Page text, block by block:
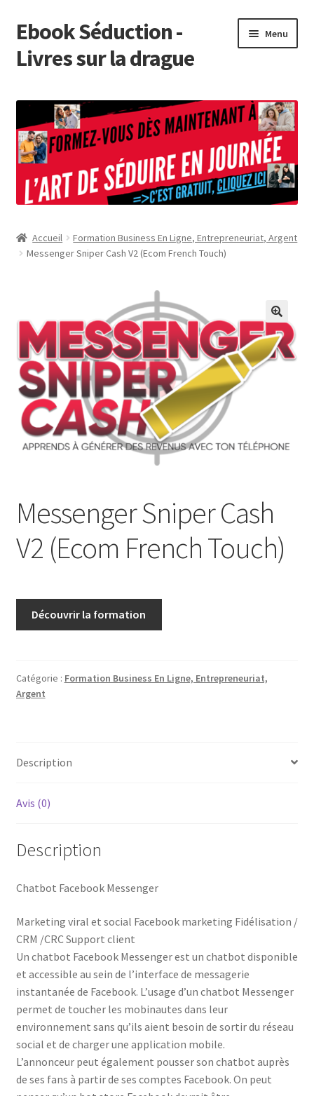
Aller
à
la
Aller
au
contenu
Ebook Séduction -
Livres sur la drague
Menu
Tuto
Boutique
Affiliation
Forum Séduction
Accueil
Formation Business En Ligne, Entrepreneuriat, Argent
Messenger Sniper Cash V2 (Ecom French Touch)
Messenger Sniper Cash
V2 (Ecom French Touch)
Découvrir la formation
Catégorie : Formation Business En Ligne, Entrepreneuriat,
Argent
Description
Avis (0)
Description
Chatbot Facebook Messenger
Marketing viral et social Facebook marketing Fidélisation /
CRM /CRC Support client
Un chatbot Facebook Messenger est un chatbot disponible
et accessible au sein de l’interface de messagerie
instantanée de Facebook. L’usage d’un chatbot Messenger
permet de toucher les mobinautes dans leur
environnement sans qu’ils aient besoin de sortir du réseau
social et de charger une application mobile.
L’annonceur peut également pousser son chatbot auprès
de ses fans à partir de ses comptes Facebook. On peut